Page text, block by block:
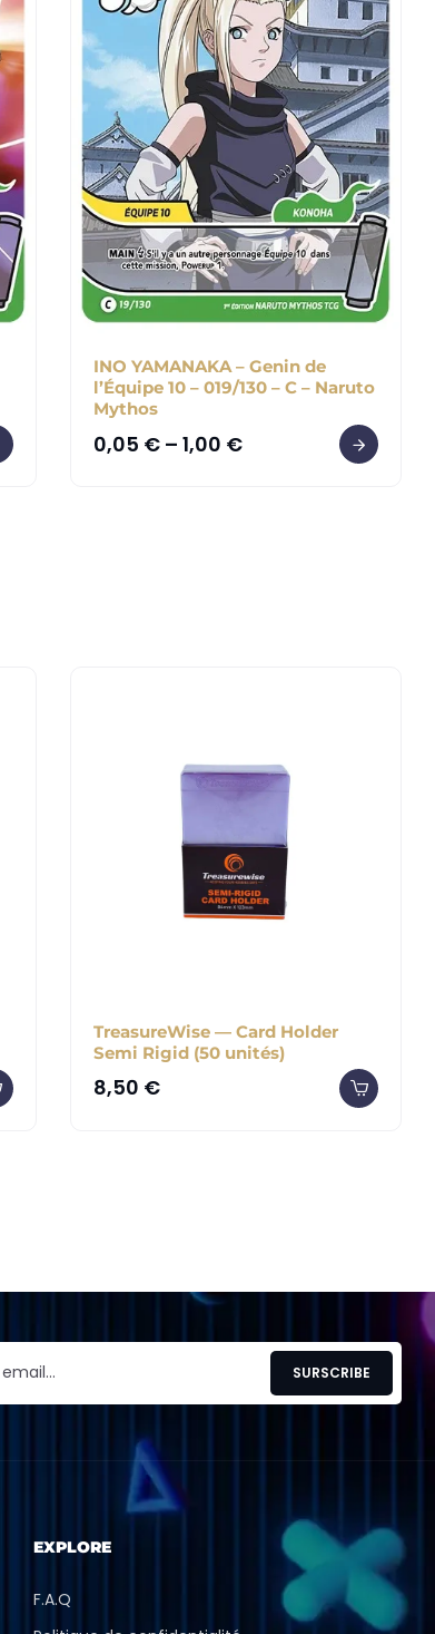
INO YAMANAKA – Genin de
l’Équipe 10 – 019/130 – C – Naruto
Mythos
0,05 €– 1,00 €
TreasureWise — Card Holder
Semi Rigid (50 unités)
8,50 €
EXPLORE
F.A.Q